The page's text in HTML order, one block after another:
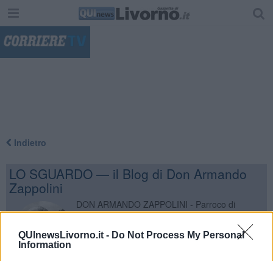
QUInewsLivorno.it - Do Not Process My Personal
Information
Indietro
LO SGUARDO — il Blog di Don Armando
Zappolini
DON ARMANDO ZAPPOLINI - Parroco di
Perignano in provincia di Pisa, sacerdote
impegnato da anni nel sociale, soprattutto nel
campo delle dipendenze e della solidarietà